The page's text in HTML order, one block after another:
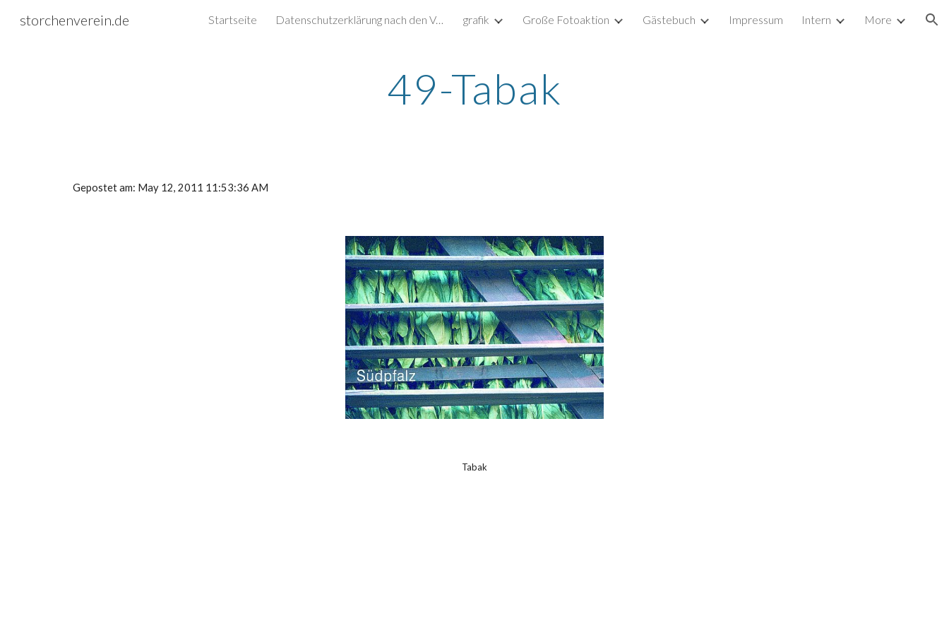
Skip to main content Skip to navigation
storchenverein.de Startseite Datenschutzerklärung nach den Vorgaben der DSGVO grafik Große Fotoaktion Gästebuch Impressum Intern More
49-Tabak
Gepostet am: May 12, 2011 11:53:36 AM
Tabak